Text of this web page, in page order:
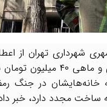
تومان هزینه رهن و ماهی ۴۰
خانه‌هایشان در جنگ
ساخت مجدد دارد، خبر